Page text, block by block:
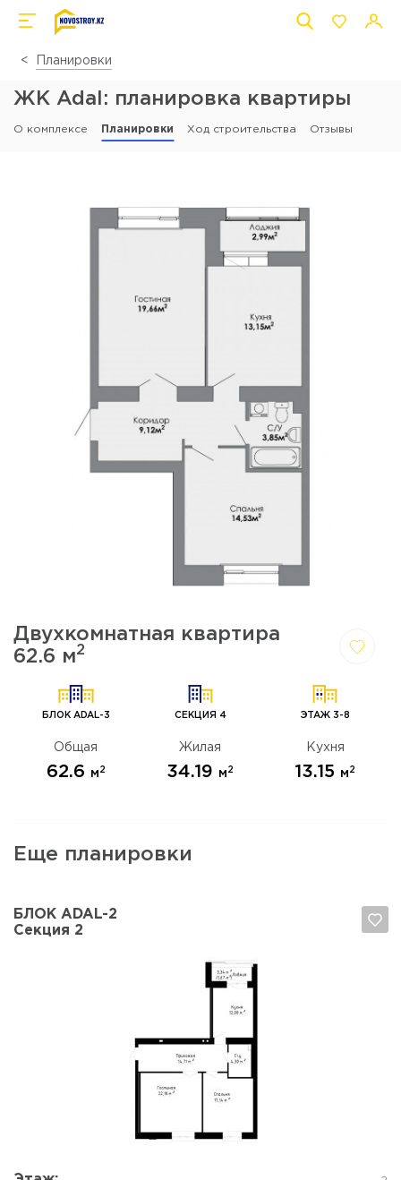
Планировки
ЖК Adal: планировка квартиры
О комплексе Планировки Ход строительства Отзывы
Двухкомнатная квартира
62.6 м2
БЛОК ADAL-3 СЕКЦИЯ 4 ЭТАЖ 3-8
Общая
62.6 м 2
Жилая
34.19 м 2
Кухня
13.15 м 2
Еще планировки
БЛОК ADAL-2
Секция 2
Да, удалить Отмена